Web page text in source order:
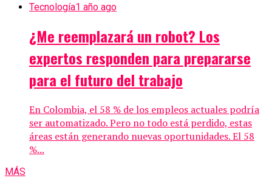
Tecnología1 año ago
¿Me reemplazará un robot? Los
expertos responden para prepararse
para el futuro del trabajo
En Colombia, el 58 % de los empleos actuales podría
ser automatizado. Pero no todo está perdido, estas
áreas están generando nuevas oportunidades. El 58
%...
MÁS